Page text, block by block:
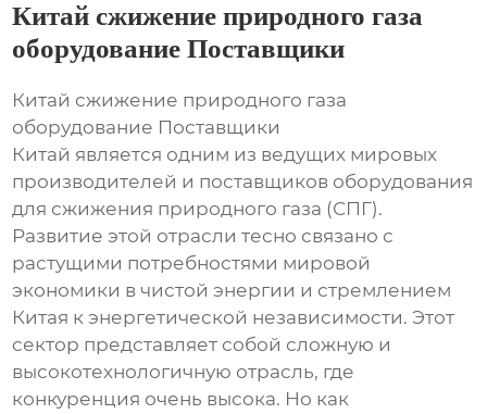
Китай сжижение природного газа
оборудование Поставщики
Китай сжижение природного газа
оборудование Поставщики
Китай является одним из ведущих мировых
производителей и поставщиков оборудования
для сжижения природного газа (СПГ).
Развитие этой отрасли тесно связано с
растущими потребностями мировой
экономики в чистой энергии и стремлением
Китая к энергетической независимости. Этот
сектор представляет собой сложную и
высокотехнологичную отрасль, где
конкуренция очень высока. Но как